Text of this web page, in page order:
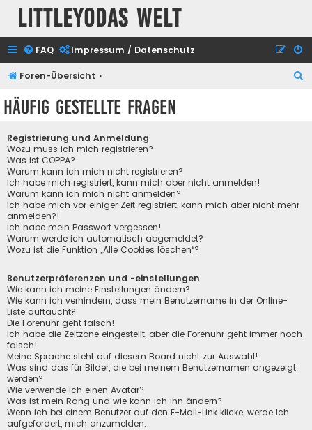
Littleyodas Welt
FAQ Impressum / Datenschutz
Foren-Übersicht
Häufig gestellte Fragen
Registrierung und Anmeldung
Wozu muss ich mich registrieren?
Was ist COPPA?
Warum kann ich mich nicht registrieren?
Ich habe mich registriert, kann mich aber nicht anmelden!
Warum kann ich mich nicht anmelden?
Ich habe mich vor einiger Zeit registriert, kann mich aber nicht mehr
anmelden?!
Ich habe mein Passwort vergessen!
Warum werde ich automatisch abgemeldet?
Wozu ist die Funktion „Alle Cookies löschen“?
Benutzerpräferenzen und -einstellungen
Wie kann ich meine Einstellungen ändern?
Wie kann ich verhindern, dass mein Benutzername in der Online-
Liste auftaucht?
Die Forenuhr geht falsch!
Ich habe die Zeitzone eingestellt, aber die Forenuhr geht immer noch
falsch!
Meine Sprache steht auf diesem Board nicht zur Auswahl!
Was sind das für Bilder, die bei meinem Benutzernamen angezeigt
werden?
Wie verwende ich einen Avatar?
Was ist mein Rang und wie kann ich ihn ändern?
Wenn ich bei einem Benutzer auf den E-Mail-Link klicke, werde ich
aufgefordert, mich anzumelden.